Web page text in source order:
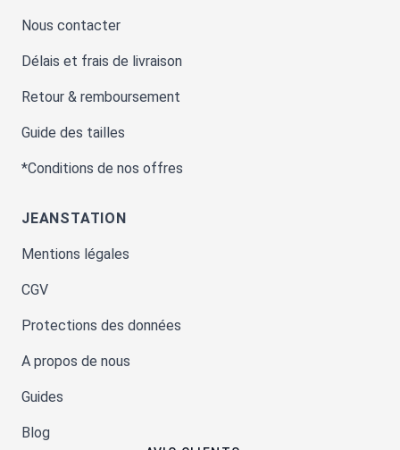
Nous contacter
Délais et frais de livraison
Retour & remboursement
Guide des tailles
*Conditions de nos offres
JEANSTATION
Mentions légales
CGV
Protections des données
A propos de nous
Guides
Blog